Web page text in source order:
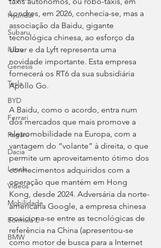
Hyundai
Subaru
Isuzu
Genesis
Tesla
BYD
Ferrari
Pagani
Dacia
Lancia
Videos
Mobilidade
Fórmula E
BMW
Londres, em 2026, conhecia-se, mas a
associação da Baidu, gigante
tecnológica chinesa, ao esforço da
Uber e da Lyft representa uma
novidade importante. Esta empresa
fornecerá os RT6 da sua subsidiária
Apollo Go.
A Baidu, como o acordo, entra num
dos mercados que mais promove a
eletromobilidade na Europa, com a
vantagem do “volante” à direita, o que
permite um aproveitamento ótimo dos
conhecimentos adquiridos com a
operação que mantém em Hong
Kong, desde 2024. Adversária da norte-
americana Google, a empresa chinesa
posiciona-se entre as tecnológicas de
referência na China (apresentou-se
como motor de busca para a Internet